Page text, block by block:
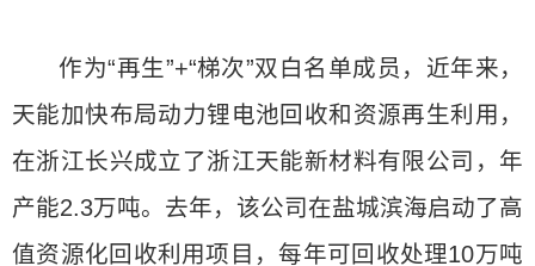
作为“再生”+“梯次”双白名单成员，近年来，
天能加快布局动力锂电池回收和资源再生利用，
在浙江长兴成立了浙江天能新材料有限公司，年
产能2.3万吨。去年，该公司在盐城滨海启动了高
值资源化回收利用项目，每年可回收处理10万吨